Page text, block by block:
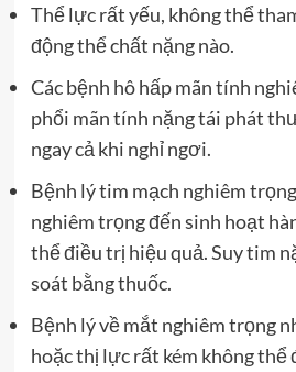
Thể lực rất yếu, không thể
động thể chất nặng nào.
Các bệnh hô hấp mãn tính
phổi mãn tính nặng tái phát
ngay cả khi nghỉ ngơi.
Bệnh lý tim mạch nghiêm
nghiêm trọng đến sinh hoạt
thể điều trị hiệu quả. Suy tim
soát bằng thuốc.
Bệnh lý về mắt nghiêm trọng
hoặc thị lực rất kém không